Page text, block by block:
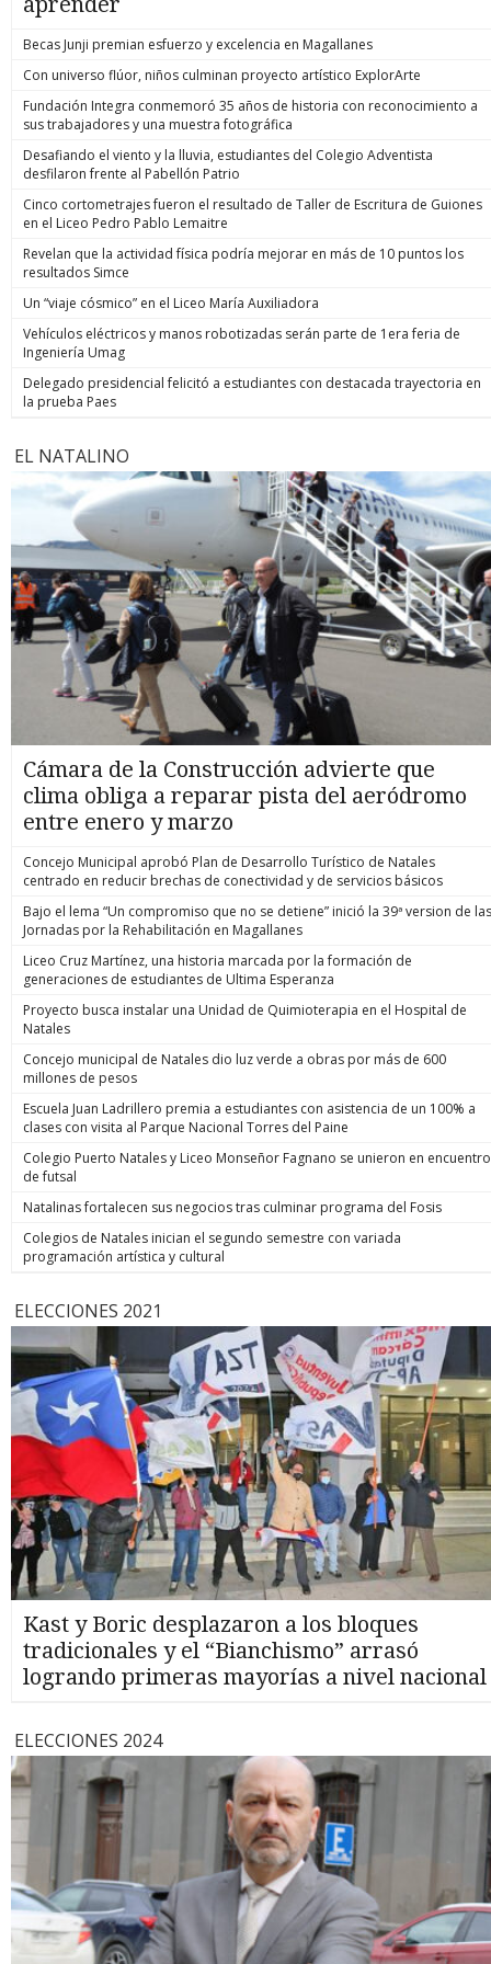
Becas Junji premian esfuerzo y excelencia en Magallanes
Con universo flúor, niños culminan proyecto artístico ExplorArte
Fundación Integra conmemoró 35 años de historia con reconocimiento a
sus trabajadores y una muestra fotográfica
Desafiando el viento y la lluvia, estudiantes del Colegio Adventista
desfilaron frente al Pabellón Patrio
Cinco cortometrajes fueron el resultado de Taller de Escritura de Guiones
en el Liceo Pedro Pablo Lemaitre
Revelan que la actividad física podría mejorar en más de 10 puntos los
resultados Simce
Un “viaje cósmico” en el Liceo María Auxiliadora
Vehículos eléctricos y manos robotizadas serán parte de 1era feria de
Ingeniería Umag
Delegado presidencial felicitó a estudiantes con destacada trayectoria en
la prueba Paes
EL NATALINO
Cámara de la Construcción advierte que
clima obliga a reparar pista del aeródromo
entre enero y marzo
Concejo Municipal aprobó Plan de Desarrollo Turístico de Natales
centrado en reducir brechas de conectividad y de servicios básicos
Bajo el lema “Un compromiso que no se detiene” inició la 39ª version de las
Jornadas por la Rehabilitación en Magallanes
Liceo Cruz Martínez, una historia marcada por la formación de
generaciones de estudiantes de Ultima Esperanza
Proyecto busca instalar una Unidad de Quimioterapia en el Hospital de
Natales
Concejo municipal de Natales dio luz verde a obras por más de 600
millones de pesos
Escuela Juan Ladrillero premia a estudiantes con asistencia de un 100% a
clases con visita al Parque Nacional Torres del Paine
Colegio Puerto Natales y Liceo Monseñor Fagnano se unieron en encuentro
de futsal
Natalinas fortalecen sus negocios tras culminar programa del Fosis
Colegios de Natales inician el segundo semestre con variada
programación artística y cultural
ELECCIONES 2021
Kast y Boric desplazaron a los bloques
tradicionales y el “Bianchismo” arrasó
logrando primeras mayorías a nivel nacional
ELECCIONES 2024